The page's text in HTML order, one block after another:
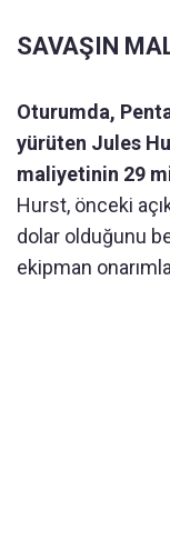
SAVAŞIN
Oturumda,
yürüten Jules
maliyetinin 29
Hurst, önceki
dolar olduğunu
ekipman